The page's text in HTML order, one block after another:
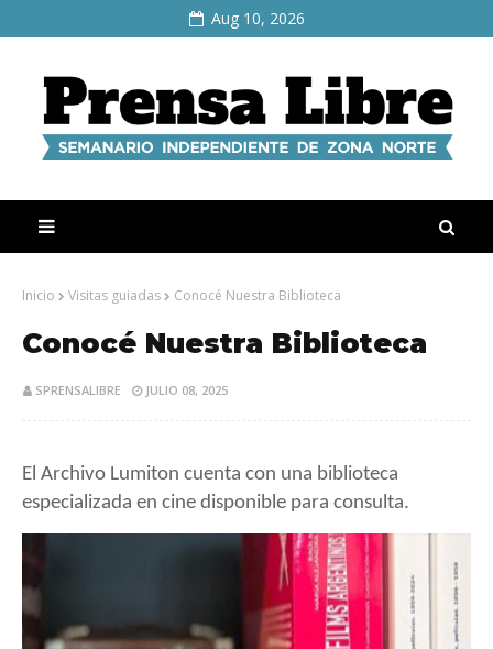
Aug 10, 2026
Inicio Visitas guiadas Conocé Nuestra Biblioteca
Conocé Nuestra Biblioteca
SPRENSALIBRE JULIO 08, 2025
El Archivo Lumiton cuenta con una biblioteca
especializada en cine disponible para consulta.